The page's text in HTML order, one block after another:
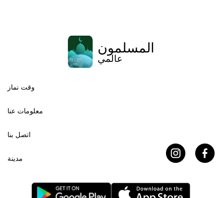
المسلمون
عالمي
وقت نماز
معلومات عنا
اتصل بنا
مدينة